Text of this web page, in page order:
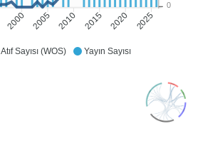
Atıf Sayısı (WOS) Yayın Sayısı
2000 2005 2010 2015 2020 2025
0